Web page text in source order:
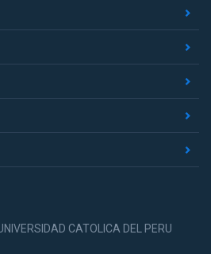
CATOLICA DEL PERU